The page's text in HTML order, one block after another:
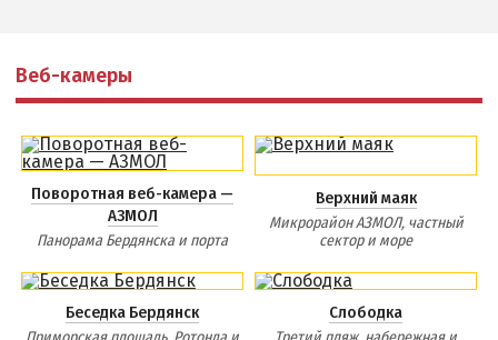
Веб-камеры
Поворотная веб-камера —
АЗМОЛ
Панорама Бердянска и порта
Верхний маяк
Микрорайон АЗМОЛ, частный
сектор и море
Беседка Бердянск Слободка